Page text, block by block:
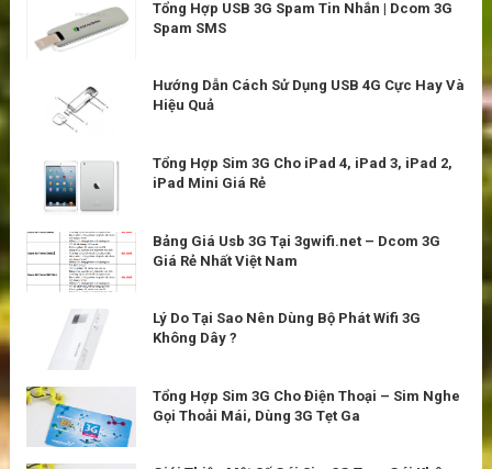
Tổng Hợp USB 3G Spam Tin Nhắn | Dcom 3G
Spam SMS
Hướng Dẫn Cách Sử Dụng USB 4G Cực Hay Và
Hiệu Quả
Tổng Hợp Sim 3G Cho iPad 4, iPad 3, iPad 2,
iPad Mini Giá Rẻ
Bảng Giá Usb 3G Tại 3gwifi.net – Dcom 3G
Giá Rẻ Nhất Việt Nam
Lý Do Tại Sao Nên Dùng Bộ Phát Wifi 3G
Không Dây ?
Tổng Hợp Sim 3G Cho Điện Thoại – Sim Nghe
Gọi Thoải Mái, Dùng 3G Tẹt Ga